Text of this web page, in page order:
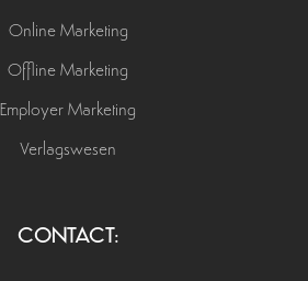
Online Marketing
Offline Marketing
Employer Marketing
Verlagswesen
CONTACT: